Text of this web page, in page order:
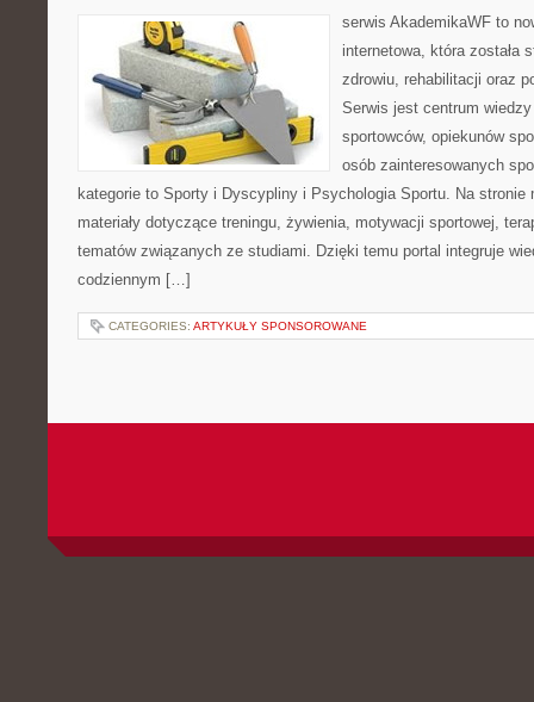
serwis AkademikaWF to
internetowa, która została
zdrowiu, rehabilitacji oraz
Serwis jest centrum
sportowców, opiekunów
osób zainteresowanych
kategorie to Sporty i Dyscypliny i Psychologia Sportu. Na stronie
materiały dotyczące treningu, żywienia, motywacji sportowej,
tematów związanych ze studiami. Dzięki temu portal integruje
codziennym […]
CATEGORIES: ARTYKUŁY SPONSOROWANE